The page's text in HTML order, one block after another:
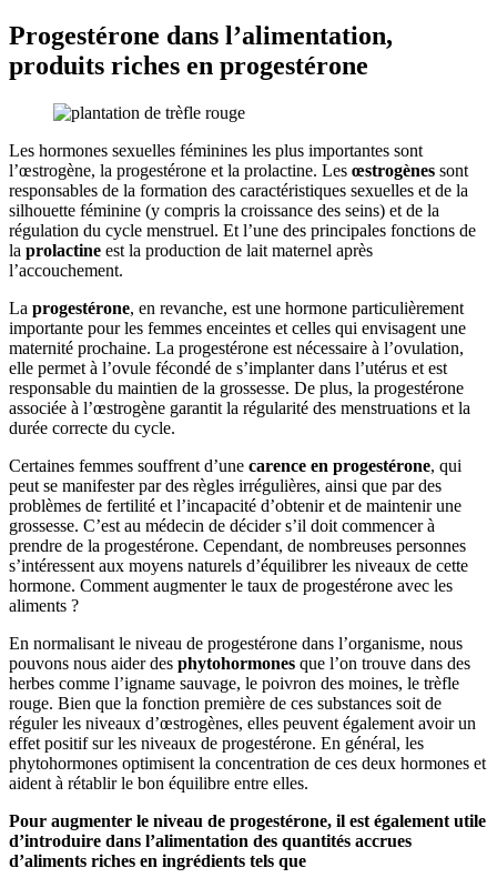
Progestérone dans l’alimentation,
produits riches en progestérone
Les hormones sexuelles féminines les plus importantes sont
l’œstrogène, la progestérone et la prolactine. Les œstrogènes sont
responsables de la formation des caractéristiques sexuelles et de la
silhouette féminine (y compris la croissance des seins) et de la
régulation du cycle menstruel. Et l’une des principales fonctions de
la prolactine est la production de lait maternel après
l’accouchement.
La progestérone, en revanche, est une hormone particulièrement
importante pour les femmes enceintes et celles qui envisagent une
maternité prochaine. La progestérone est nécessaire à l’ovulation,
elle permet à l’ovule fécondé de s’implanter dans l’utérus et est
responsable du maintien de la grossesse. De plus, la progestérone
associée à l’œstrogène garantit la régularité des menstruations et la
durée correcte du cycle.
Certaines femmes souffrent d’une carence en progestérone, qui
peut se manifester par des règles irrégulières, ainsi que par des
problèmes de fertilité et l’incapacité d’obtenir et de maintenir une
grossesse. C’est au médecin de décider s’il doit commencer à
prendre de la progestérone. Cependant, de nombreuses personnes
s’intéressent aux moyens naturels d’équilibrer les niveaux de cette
hormone. Comment augmenter le taux de progestérone avec les
aliments ?
En normalisant le niveau de progestérone dans l’organisme, nous
pouvons nous aider des phytohormones que l’on trouve dans des
herbes comme l’igname sauvage, le poivron des moines, le trèfle
rouge. Bien que la fonction première de ces substances soit de
réguler les niveaux d’œstrogènes, elles peuvent également avoir un
effet positif sur les niveaux de progestérone. En général, les
phytohormones optimisent la concentration de ces deux hormones et
aident à rétablir le bon équilibre entre elles.
Pour augmenter le niveau de progestérone, il est également utile
d’introduire dans l’alimentation des quantités accrues
d’aliments riches en ingrédients tels que